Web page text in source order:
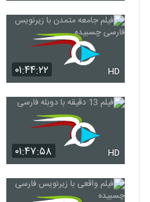
۰۱:۴۴:۲۲ HD
۰۱:۴۷:۵۸ HD